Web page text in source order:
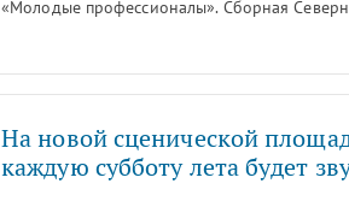
«Молодые профессионалы». Сборная
На новой сценической
каждую субботу лета будет